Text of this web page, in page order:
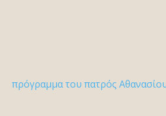
πρόγραμμα του πατρός